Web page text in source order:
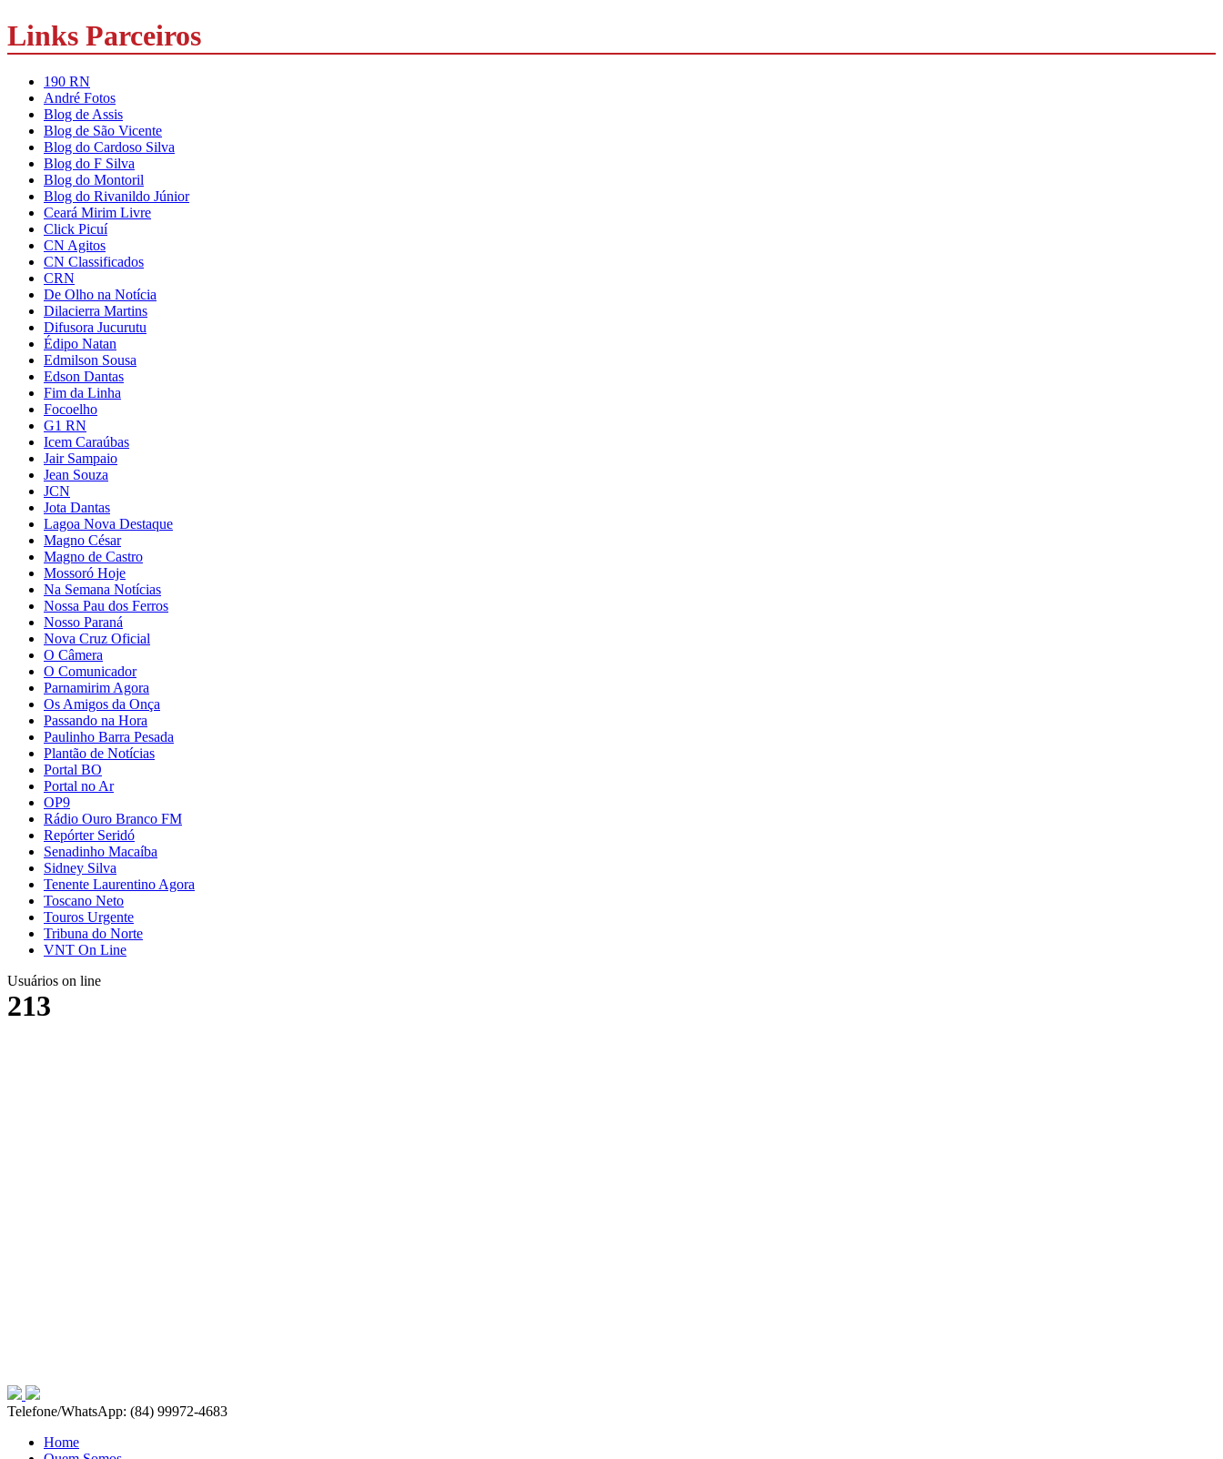
Links Parceiros
190 RN
André Fotos
Blog de Assis
Blog de São Vicente
Blog do Cardoso Silva
Blog do F Silva
Blog do Montoril
Blog do Rivanildo Júnior
Ceará Mirim Livre
Click Picuí
CN Agitos
CN Classificados
CRN
De Olho na Notícia
Dilacierra Martins
Difusora Jucurutu
Édipo Natan
Edmilson Sousa
Edson Dantas
Fim da Linha
Focoelho
G1 RN
Icem Caraúbas
Jair Sampaio
Jean Souza
JCN
Jota Dantas
Lagoa Nova Destaque
Magno César
Magno de Castro
Mossoró Hoje
Na Semana Notícias
Nossa Pau dos Ferros
Nosso Paraná
Nova Cruz Oficial
O Câmera
O Comunicador
Parnamirim Agora
Os Amigos da Onça
Passando na Hora
Paulinho Barra Pesada
Plantão de Notícias
Portal BO
Portal no Ar
OP9
Rádio Ouro Branco FM
Repórter Seridó
Senadinho Macaíba
Sidney Silva
Tenente Laurentino Agora
Toscano Neto
Touros Urgente
Tribuna do Norte
VNT On Line
Usuários on line
213
Telefone/WhatsApp: (84) 99972-4683
Home